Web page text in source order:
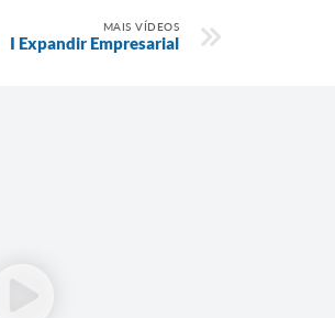
MAIS VÍDEOS
I Expandir Empresarial